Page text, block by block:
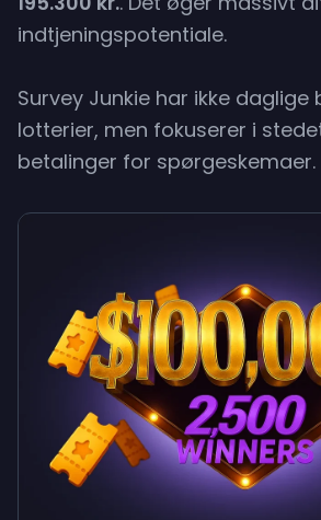
indtjeningspotentiale.
Survey Junkie har ikke daglige
lotterier, men fokuserer i
betalinger for spørgeskemaer.